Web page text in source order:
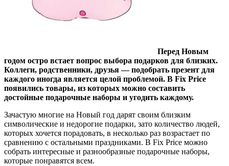
Перед Новым
годом остро встает вопрос выбора подарков для близких.
Коллеги, родственники, друзья — подобрать презент для
каждого иногда является целой проблемой. В Fix Price
появились товары, из которых можно составить
достойные подарочные наборы и угодить каждому.
Зачастую многие на Новый год дарят своим близким
символические и недорогие подарки, зато количество людей,
которых хочется порадовать, в несколько раз возрастает по
сравнению с остальными праздниками. В Fix Price можно
собрать интересные и разнообразные подарочные наборы,
которые понравятся всем.